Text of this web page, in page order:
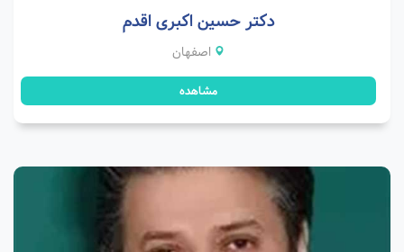
دکتر حسین اکبری اقدم
اصفهان
مشاهده